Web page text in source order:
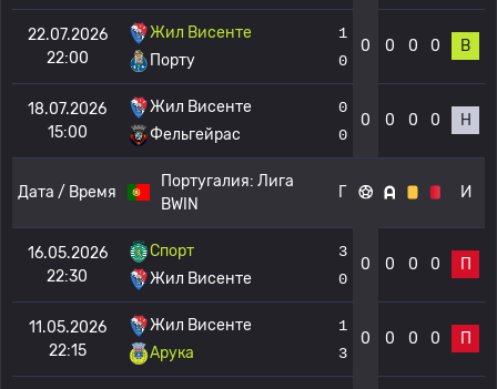
22.07.2026
22:00
Жил Висенте
Порту
1
0
0 0 0 0 В
18.07.2026
15:00
Жил Висенте
Фельгейрас
0
0
0 0 0 0 Н
Дата / Время
Португалия: Лига
BWIN
Г И
16.05.2026
22:30
Спорт
Жил Висенте
3
0
0 0 0 0 П
11.05.2026
22:15
Жил Висенте
Арука
1
3
0 0 0 0 П